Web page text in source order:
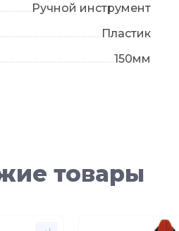
Ручной инструмент
Пластик
150мм
товары